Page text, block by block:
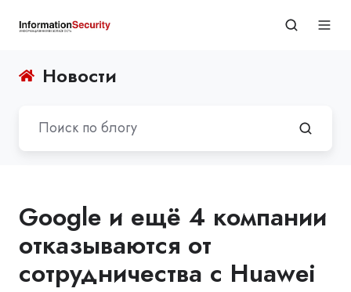
Новости
Google и ещё 4 компании
отказываются от
сотрудничества с Huawei